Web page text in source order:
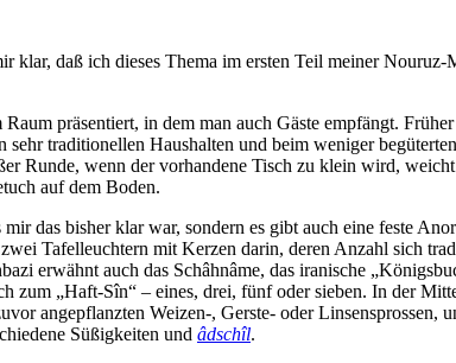
klar, daß ich dieses Thema im ersten Teil meiner
Raum präsentiert, in dem man auch Gäste empfängt.
traditionellen Haushalten und beim weniger
Runde, wenn der vorhandene Tisch zu klein wird,
auf dem Boden.
das bisher klar war, sondern es gibt auch eine feste
Tafelleuchtern mit Kerzen darin, deren Anzahl sich
erwähnt auch das Schâhnâme, das iranische
„Haft-Sîn“ – eines, drei, fünf oder sieben. In der
angepflanzten Weizen-, Gerste- oder Linsensprossen,
Süßigkeiten und âdschîl.